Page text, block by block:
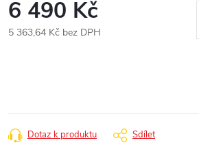
6 490 Kč
5 363,64 Kč bez DPH
Dotaz k produktu Sdílet